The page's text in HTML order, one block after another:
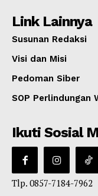
Link Lainnya
Susunan Redaksi
Visi dan Misi
Pedoman Siber
SOP Perlindungan
Ikuti Sosial
Tlp. 0857-7184-7962